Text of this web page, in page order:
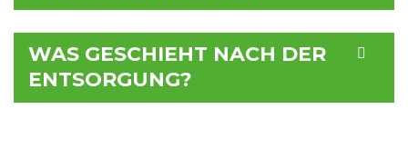
WAS GESCHIEHT NACH DER
ENTSORGUNG?